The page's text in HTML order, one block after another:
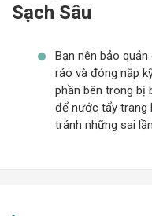
Sạch Sâu
Bạn nên bảo
ráo và đóng nắp
phần bên trong bị
để nước tẩy trang
tránh những sai